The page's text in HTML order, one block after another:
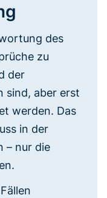
des
zu
der
sind, aber erst
werden. Das
in der
– nur die